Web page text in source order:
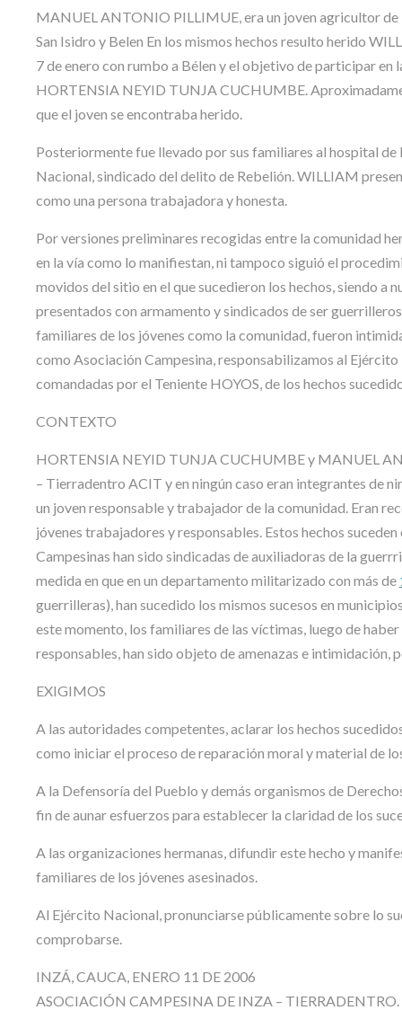
MANUEL ANTONIO PILLIMUE, era un joven agricultor
San Isidro y Belen En los mismos hechos resulto herido
7 de enero con rumbo a Bélen y el objetivo de participar
HORTENSIA NEYID TUNJA CUCHUMBE.
que el joven se encontraba herido.
Posteriormente fue llevado por sus familiares al hospital
Nacional, sindicado del delito de Rebelión. WILLIAM
como una persona trabajadora y honesta.
Por versiones preliminares recogidas entre la comunidad
en la vía como lo manifiestan, ni tampoco siguió el
movidos del sitio en el que sucedieron los hechos, siendo
presentados con armamento y sindicados de ser
familiares de los jóvenes como la comunidad, fueron
como Asociación Campesina, responsabilizamos al
comandadas por el Teniente HOYOS, de los hechos
CONTEXTO
HORTENSIA NEYID TUNJA CUCHUMBE y MANUEL
– Tierradentro ACIT y en ningún caso eran integrantes de
un joven responsable y trabajador de la comunidad. Eran
jóvenes trabajadores y responsables. Estos hechos
Campesinas han sido sindicadas de auxiliadoras de la
medida en que en un departamento militarizado con más de
guerrilleras), han sucedido los mismos sucesos en
este momento, los familiares de las víctimas, luego de
responsables, han sido objeto de amenazas e intimidación,
EXIGIMOS
A las autoridades competentes, aclarar los hechos
como iniciar el proceso de reparación moral y material de
A la Defensoría del Pueblo y demás organismos de
fin de aunar esfuerzos para establecer la claridad de los
A las organizaciones hermanas, difundir este hecho y
familiares de los jóvenes asesinados.
Al Ejército Nacional, pronunciarse públicamente sobre lo
comprobarse.
INZÁ, CAUCA, ENERO 11 DE 2006
ASOCIACIÓN CAMPESINA DE INZA – TIERRADENTRO.